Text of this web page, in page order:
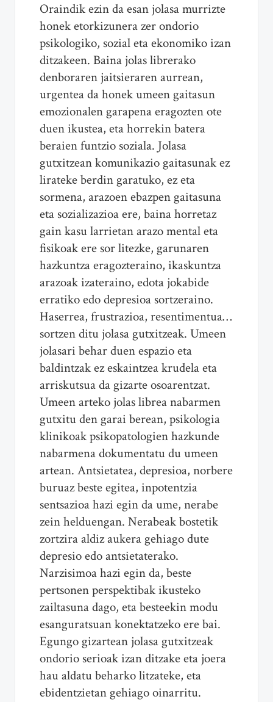
Oraindik ezin da esan jolasa murrizte
honek etorkizunera zer ondorio
psikologiko, sozial eta ekonomiko izan
ditzakeen. Baina jolas librerako
denboraren jaitsieraren aurrean,
urgentea da honek umeen gaitasun
emozionalen garapena eragozten ote
duen ikustea, eta horrekin batera
beraien funtzio soziala. Jolasa
gutxitzean komunikazio gaitasunak ez
lirateke berdin garatuko, ez eta
sormena, arazoen ebazpen gaitasuna
eta sozializazioa ere, baina horretaz
gain kasu larrietan arazo mental eta
fisikoak ere sor litezke, garunaren
hazkuntza eragozteraino, ikaskuntza
arazoak izateraino, edota jokabide
erratiko edo depresioa sortzeraino.
Haserrea, frustrazioa, resentimentua…
sortzen ditu jolasa gutxitzeak. Umeen
jolasari behar duen espazio eta
baldintzak ez eskaintzea krudela eta
arriskutsua da gizarte osoarentzat.
Umeen arteko jolas librea nabarmen
gutxitu den garai berean, psikologia
klinikoak psikopatologien hazkunde
nabarmena dokumentatu du umeen
artean. Antsietatea, depresioa, norbere
buruaz beste egitea, inpotentzia
sentsazioa hazi egin da ume, nerabe
zein helduengan. Nerabeak bostetik
zortzira aldiz aukera gehiago dute
depresio edo antsietaterako.
Narzisimoa hazi egin da, beste
pertsonen perspektibak ikusteko
zailtasuna dago, eta besteekin modu
esanguratsuan konektatzeko ere bai.
Egungo gizartean jolasa gutxitzeak
ondorio serioak izan ditzake eta joera
hau aldatu beharko litzateke, eta
ebidentzietan gehiago oinarritu.